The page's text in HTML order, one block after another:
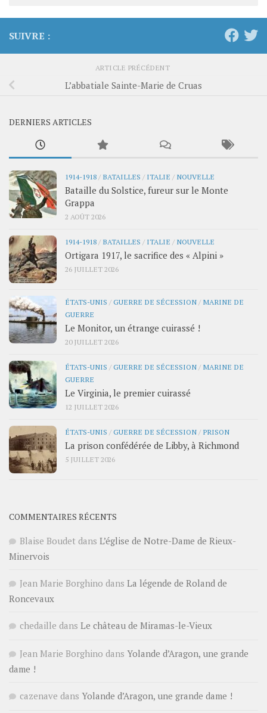
SUIVRE :
ARTICLE PRÉCÉDENT
L’abbatiale Sainte-Marie de Cruas
DERNIERS ARTICLES
1914-1918 / BATAILLES / ITALIE / NOUVELLE
Bataille du Solstice, fureur sur le Monte
Grappa
2 AOÛT 2026
1914-1918 / BATAILLES / ITALIE / NOUVELLE
Ortigara 1917, le sacrifice des « Alpini »
26 JUILLET 2026
ÉTATS-UNIS /GUERRE DE SÉCESSION / MARINE DE
GUERRE
Le Monitor, un étrange cuirassé !
20 JUILLET 2026
ÉTATS-UNIS /GUERRE DE SÉCESSION / MARINE DE
GUERRE
Le Virginia, le premier cuirassé
12 JUILLET 2026
ÉTATS-UNIS /GUERRE DE SÉCESSION / PRISON
La prison confédérée de Libby, à Richmond
5 JUILLET 2026
COMMENTAIRES RÉCENTS
Blaise Boudet dans L’église de Notre-Dame de Rieux-
Minervois
Jean Marie Borghino dans La légende de Roland de
Roncevaux
chedaille dans Le château de Miramas-le-Vieux
Jean Marie Borghino dans Yolande d’Aragon, une grande
dame !
cazenave dans Yolande d’Aragon, une grande dame !